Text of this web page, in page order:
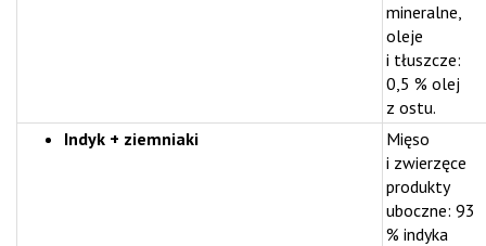
mineralne,
oleje
i tłuszcze:
0,5 % olej
z ostu.
Indyk + ziemniaki
Mięso
i zwierzęce
produkty
uboczne: 93
% indyka